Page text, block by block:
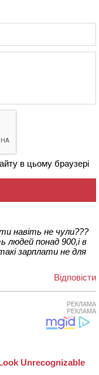
в цьому браузері
навіть не чули???
людей понад 900,і в
зарплати не для
Відповіcти
РЕКЛАМА
РЕКЛАМА